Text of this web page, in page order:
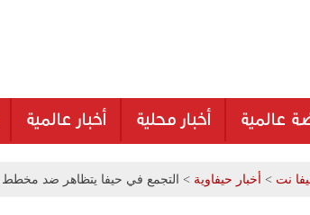
عالمية أخبار محلية أخبار عالمية
نت > أخبار حيفاوية > التجمع في حيفا يتظاهر ضد